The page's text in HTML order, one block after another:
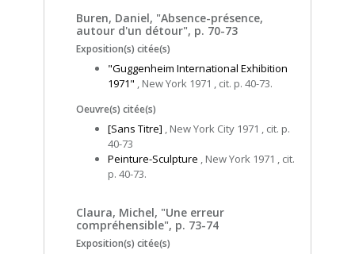
Buren, Daniel, "Absence-présence,
autour d'un détour", p. 70-73
Exposition(s) citée(s)
"Guggenheim International Exhibition
1971" , New York 1971 , cit. p. 40-73.
Oeuvre(s) citée(s)
[Sans Titre] , New York City 1971 , cit. p.
40-73
Peinture-Sculpture , New York 1971 , cit.
p. 40-73.
Claura, Michel, "Une erreur
compréhensible", p. 73-74
Exposition(s) citée(s)